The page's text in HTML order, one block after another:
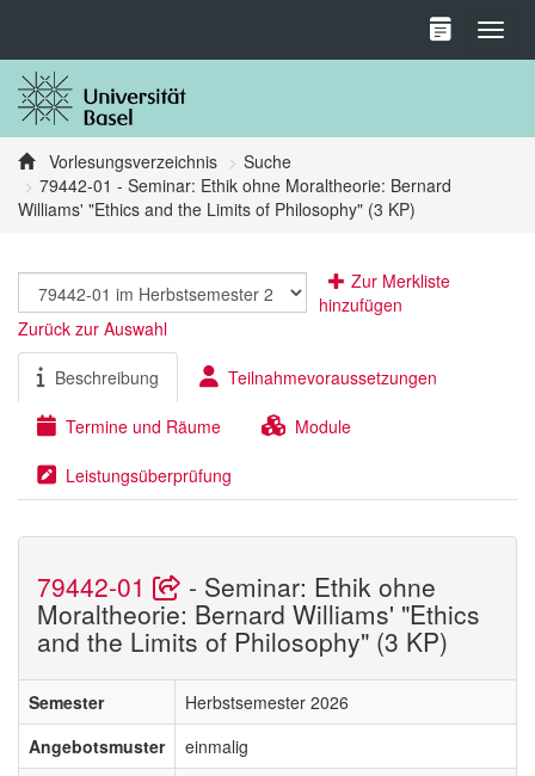
Vorlesungsverzeichnis
Suche
79442-01 - Seminar: Ethik ohne Moraltheorie: Bernard
Williams' "Ethics and the Limits of Philosophy" (3 KP)
Zur Merkliste
hinzufügen
Zurück zur Auswahl
Beschreibung Teilnahmevoraussetzungen
Termine und Räume Module
Leistungsüberprüfung
79442-01 - Seminar: Ethik ohne
Moraltheorie: Bernard Williams' "Ethics
and the Limits of Philosophy" (3 KP)
Semester
Herbstsemester 2026
Angebotsmuster
einmalig